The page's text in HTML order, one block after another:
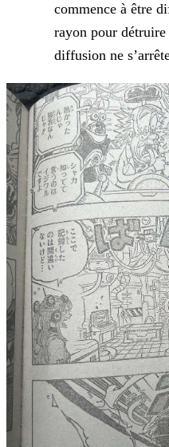
commence à être
rayon pour
diffusion ne